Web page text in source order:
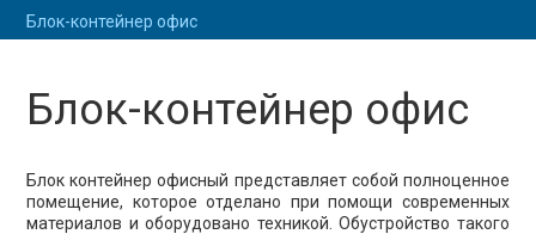
Блок-контейнер офис
Блок-контейнер офис
Блок контейнер офисный представляет собой полноценное
помещение, которое отделано при помощи современных
материалов и оборудовано техникой. Обустройство такого